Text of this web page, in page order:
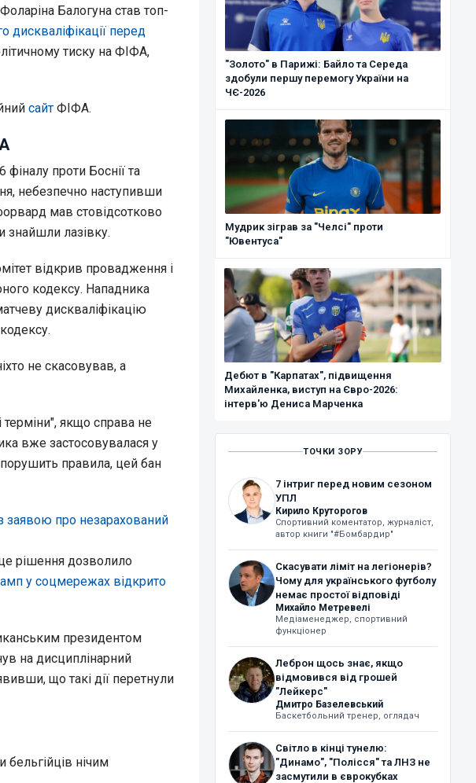
Балогуна став топ-
дискваліфікації перед
тиску на ФІФА,
сайт ФІФА.
проти Боснії та
небезпечно наступивши
мав стовідсотково
знайшли лазівку.
відкрив провадження і
кодексу. Нападника
дискваліфікацію
не скасовував, а
якщо справа не
вже застосовувалася у
правила, цей бан
заявою про незарахований
рішення дозволило
у соцмережах відкрито
президентом
на дисциплінарний
що такі дії перетнули
нічим
"Золото" в Парижі: Байло та Середа
здобули першу перемогу України на
ЧЄ-2026
Мудрик зіграв за "Челсі" проти
"Ювентуса"
Дебют в "Карпатах", підвищення
Михайленка, виступ на Євро-2026:
інтерв'ю Дениса Марченка
ТОЧКИ ЗОРУ
7 інтриг перед новим сезоном
УПЛ
Кирило Круторогов
Спортивний коментатор, журналіст,
автор книги "#Бомбардир"
Скасувати ліміт на легіонерів?
Чому для українського футболу
немає простої відповіді
Михайло Метревелі
Медіаменеджер, спортивний
функціонер
Леброн щось знає, якщо
відмовився від грошей
"Лейкерс"
Дмитро Базелевський
Баскетбольний тренер, оглядач
Світло в кінці тунелю:
"Динамо", "Полісся" та ЛНЗ не
засмутили в єврокубках